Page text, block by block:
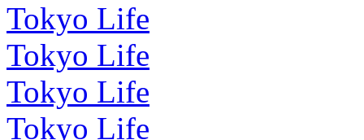
Tokyo Life
Tokyo Life
Tokyo Life
Tokyo Life